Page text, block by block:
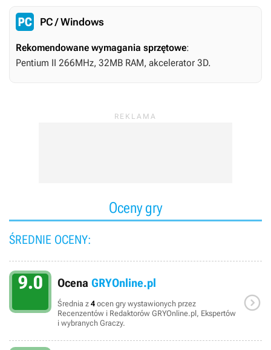
PC / Windows
Rekomendowane wymagania sprzętowe:
Pentium II 266MHz, 32MB RAM, akcelerator 3D.
Oceny gry
ŚREDNIE OCENY:
9.0 Ocena GRYOnline.pl
Średnia z 4 ocen gry wystawionych przez
Recenzentów i Redaktorów GRYOnline.pl, Ekspertów
i wybranych Graczy.
